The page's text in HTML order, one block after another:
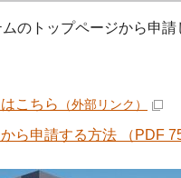
通システムのト
こちら （外部リンク）
ら申請する方法 （PDF